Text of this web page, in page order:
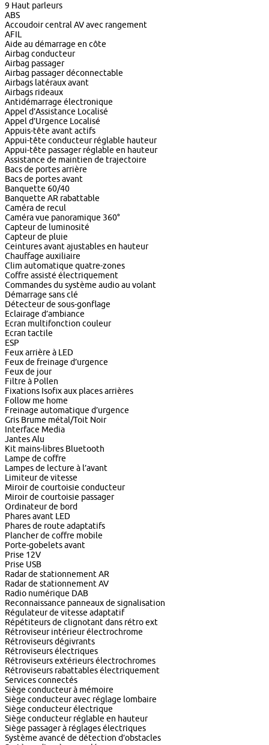
9 Haut parleurs
ABS
Accoudoir central AV avec rangement
AFIL
Aide au démarrage en côte
Airbag conducteur
Airbag passager
Airbag passager déconnectable
Airbags latéraux avant
Airbags rideaux
Antidémarrage électronique
Appel d’Assistance Localisé
Appel d’Urgence Localisé
Appuis-tête avant actifs
Appui-tête conducteur réglable hauteur
Appui-tête passager réglable en hauteur
Assistance de maintien de trajectoire
Bacs de portes arrière
Bacs de portes avant
Banquette 60/40
Banquette AR rabattable
Caméra de recul
Caméra vue panoramique 360°
Capteur de luminosité
Capteur de pluie
Ceintures avant ajustables en hauteur
Chauffage auxiliaire
Clim automatique quatre-zones
Coffre assisté électriquement
Commandes du système audio au volant
Démarrage sans clé
Détecteur de sous-gonflage
Eclairage d’ambiance
Ecran multifonction couleur
Ecran tactile
ESP
Feux arrière à LED
Feux de freinage d’urgence
Feux de jour
Filtre à Pollen
Fixations Isofix aux places arrières
Follow me home
Freinage automatique d’urgence
Gris Brume métal/Toit Noir
Interface Media
Jantes Alu
Kit mains-libres Bluetooth
Lampe de coffre
Lampes de lecture à l’avant
Limiteur de vitesse
Miroir de courtoisie conducteur
Miroir de courtoisie passager
Ordinateur de bord
Phares avant LED
Phares de route adaptatifs
Plancher de coffre mobile
Porte-gobelets avant
Prise 12V
Prise USB
Radar de stationnement AR
Radar de stationnement AV
Radio numérique DAB
Reconnaissance panneaux de signalisation
Régulateur de vitesse adaptatif
Répétiteurs de clignotant dans rétro ext
Rétroviseur intérieur électrochrome
Rétroviseurs dégivrants
Rétroviseurs électriques
Rétroviseurs extérieurs électrochromes
Rétroviseurs rabattables électriquement
Services connectés
Siège conducteur à mémoire
Siège conducteur avec réglage lombaire
Siège conducteur électrique
Siège conducteur réglable en hauteur
Siège passager à réglages électriques
Système avancé de détection d’obstacles